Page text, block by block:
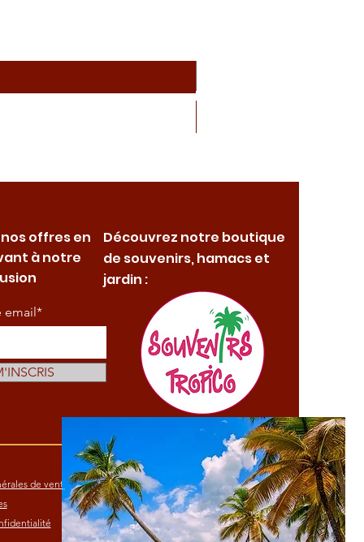
offres en
à notre
email*
de vente
Découvrez notre boutique
de souvenirs, hamacs et
jardin :